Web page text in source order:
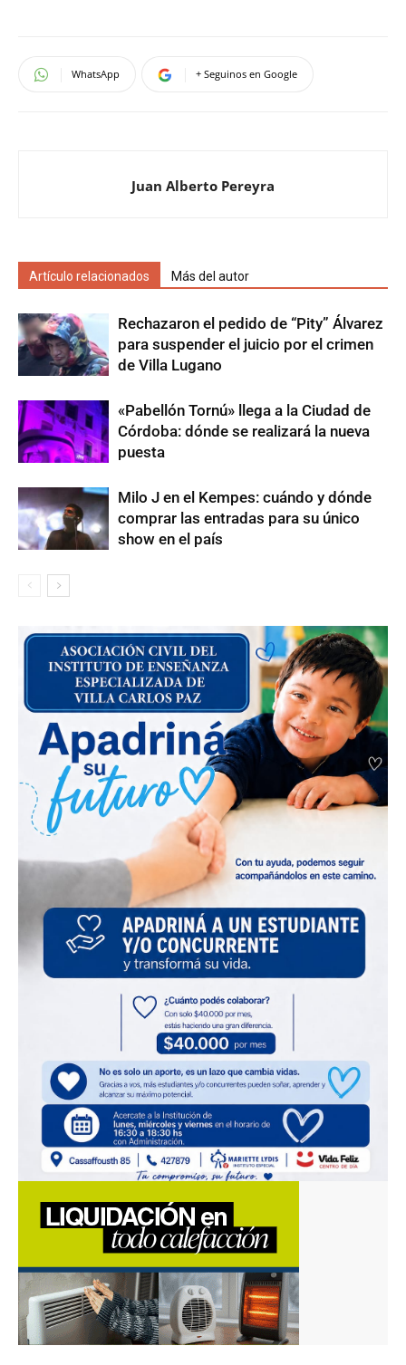
WhatsApp + Seguinos en Google
Juan Alberto Pereyra
Artículo relacionados Más del autor
Rechazaron el pedido de “Pity” Álvarez
para suspender el juicio por el crimen
de Villa Lugano
«Pabellón Tornú» llega a la Ciudad de
Córdoba: dónde se realizará la nueva
puesta
Milo J en el Kempes: cuándo y dónde
comprar las entradas para su único
show en el país